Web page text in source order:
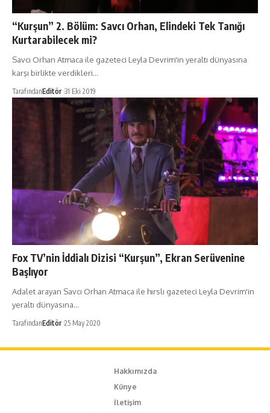
“Kurşun” 2. Bölüm: Savcı Orhan, Elindeki Tek Tanığı
Kurtarabilecek mi?
Savcı Orhan Atmaca ile gazeteci Leyla Devrim'in yeraltı dünyasına
karşı birlikte verdikleri…
TarafındanEditör 31 Eki 2019
Fox TV’nin İddialı Dizisi “Kurşun”, Ekran Serüvenine
Başlıyor
Adalet arayan Savcı Orhan Atmaca ile hırslı gazeteci Leyla Devrim'in
yeraltı dünyasına…
TarafındanEditör 25 May 2020
Hakkımızda
Künye
İletişim